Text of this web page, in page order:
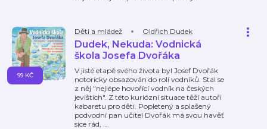
Děti a mládež Oldřich Dudek
Dudek, Nekuda: Vodnická
škola Josefa Dvořáka
V jisté etapě svého života byl Josef Dvořák
notoricky obsazován do rolí vodníků. Stal se
z něj "nejlépe hovořící vodník na českých
jevištích". Z této kuriózní situace těží autoři
kabaretu pro děti. Popletený a splašený
podvodní pan učitel Dvořák má svou havěť
sice rád, …
99 KČ